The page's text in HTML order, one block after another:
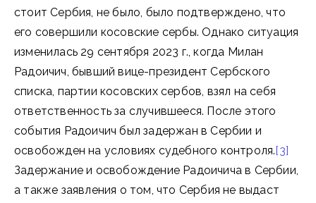
стоит Сербия, не было, было подтверждено, что
его совершили косовские сербы. Однако ситуация
изменилась 29 сентября 2023 г., когда Милан
Радоичич, бывший вице-президент Сербского
списка, партии косовских сербов, взял на себя
ответственность за случившееся. После этого
события Радоичич был задержан в Сербии и
освобожден на условиях судебного контроля.[3]
Задержание и освобождение Радоичича в Сербии,
а также заявления о том, что Сербия не выдаст